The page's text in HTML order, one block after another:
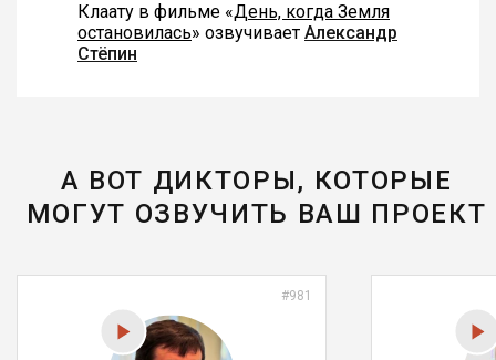
Клаату в фильме «День, когда Земля
остановилась» озвучивает Александр
Стёпин
А ВОТ ДИКТОРЫ, КОТОРЫЕ
МОГУТ ОЗВУЧИТЬ ВАШ ПРОЕКТ
#981